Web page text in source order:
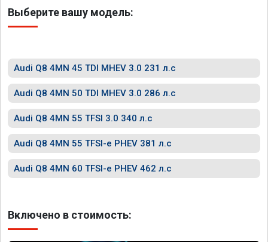
Выберите вашу модель:
Audi Q8 4MN 45 TDI MHEV 3.0 231 л.с
Audi Q8 4MN 50 TDI MHEV 3.0 286 л.с
Audi Q8 4MN 55 TFSI 3.0 340 л.с
Audi Q8 4MN 55 TFSI-e PHEV 381 л.с
Audi Q8 4MN 60 TFSI-e PHEV 462 л.с
Включено в стоимость: